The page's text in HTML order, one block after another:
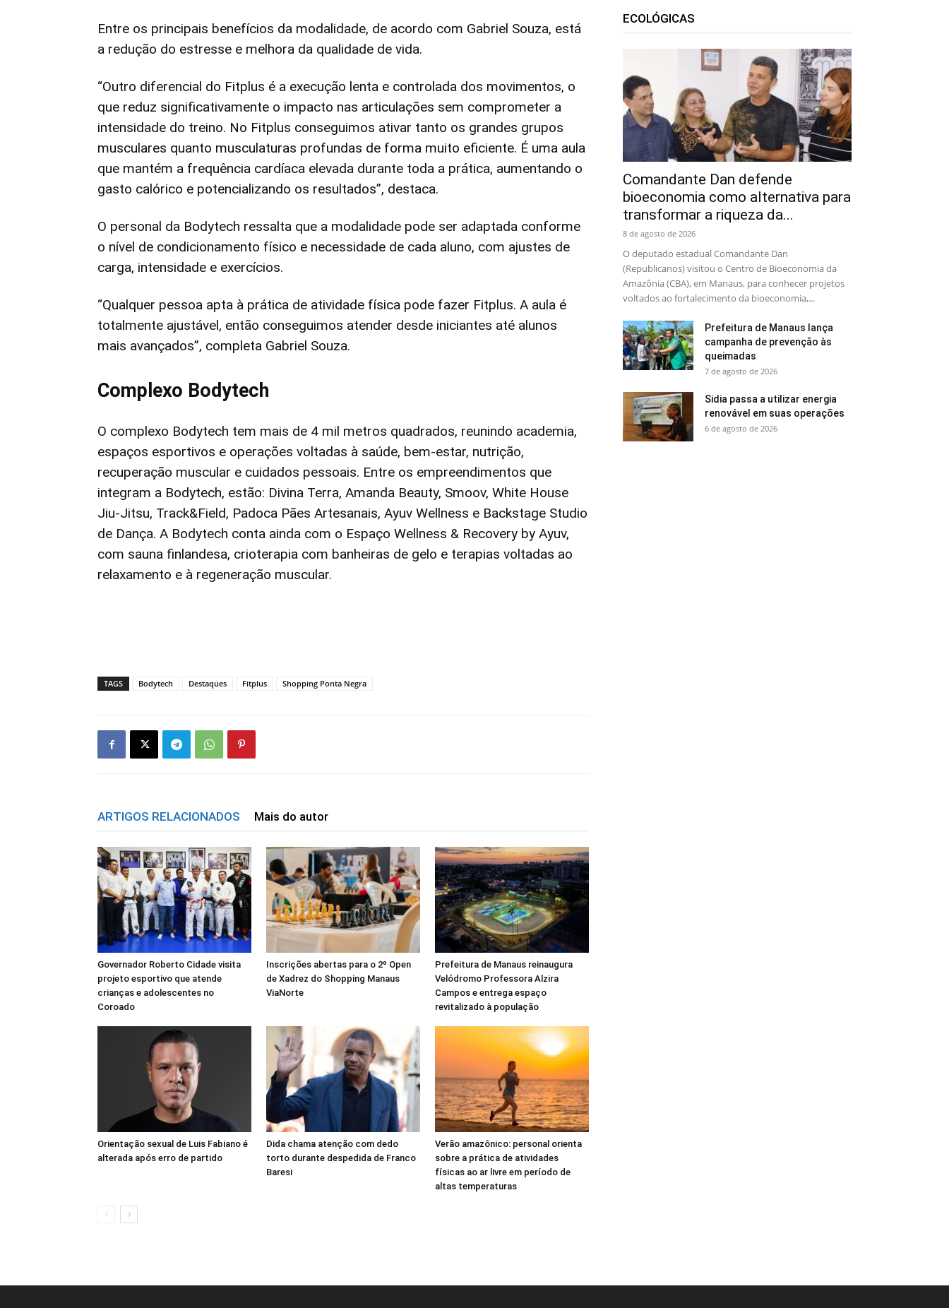
Entre os principais benefícios da modalidade, de acordo com Gabriel Souza, está
a redução do estresse e melhora da qualidade de vida.
“Outro diferencial do Fitplus é a execução lenta e controlada dos movimentos, o
que reduz significativamente o impacto nas articulações sem comprometer a
intensidade do treino. No Fitplus conseguimos ativar tanto os grandes grupos
musculares quanto musculaturas profundas de forma muito eficiente. É uma aula
que mantém a frequência cardíaca elevada durante toda a prática, aumentando o
gasto calórico e potencializando os resultados”, destaca.
O personal da Bodytech ressalta que a modalidade pode ser adaptada conforme
o nível de condicionamento físico e necessidade de cada aluno, com ajustes de
carga, intensidade e exercícios.
“Qualquer pessoa apta à prática de atividade física pode fazer Fitplus. A aula é
totalmente ajustável, então conseguimos atender desde iniciantes até alunos
mais avançados”, completa Gabriel Souza.
Complexo Bodytech
O complexo Bodytech tem mais de 4 mil metros quadrados, reunindo academia,
espaços esportivos e operações voltadas à saúde, bem-estar, nutrição,
recuperação muscular e cuidados pessoais. Entre os empreendimentos que
integram a Bodytech, estão: Divina Terra, Amanda Beauty, Smoov, White House
Jiu-Jitsu, Track&Field, Padoca Pães Artesanais, Ayuv Wellness e Backstage Studio
de Dança. A Bodytech conta ainda com o Espaço Wellness & Recovery by Ayuv,
com sauna finlandesa, crioterapia com banheiras de gelo e terapias voltadas ao
relaxamento e à regeneração muscular.
TAGS Bodytech Destaques Fitplus Shopping Ponta Negra
ARTIGOS RELACIONADOS Mais do autor
Governador Roberto Cidade visita
projeto esportivo que atende
crianças e adolescentes no
Coroado
Inscrições abertas para o 2º Open
de Xadrez do Shopping Manaus
ViaNorte
Prefeitura de Manaus reinaugura
Velódromo Professora Alzira
Campos e entrega espaço
revitalizado à população
Orientação sexual de Luis Fabiano é
alterada após erro de partido
Dida chama atenção com dedo
torto durante despedida de Franco
Baresi
Verão amazônico: personal orienta
sobre a prática de atividades
físicas ao ar livre em período de
altas temperaturas
ECOLÓGICAS
Comandante Dan defende
bioeconomia como alternativa para
transformar a riqueza da...
8 de agosto de 2026
O deputado estadual Comandante Dan
(Republicanos) visitou o Centro de Bioeconomia da
Amazônia (CBA), em Manaus, para conhecer projetos
voltados ao fortalecimento da bioeconomia,...
Prefeitura de Manaus lança
campanha de prevenção às
queimadas
7 de agosto de 2026
Sidia passa a utilizar energia
renovável em suas operações
6 de agosto de 2026